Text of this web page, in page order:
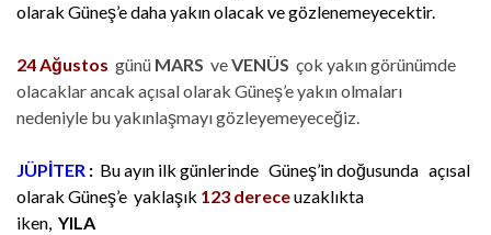
olarak Güneş’e daha yakın olacak ve gözlenemeyecektir.
24 Ağustos günü MARS veVENÜS çok yakın görünümde
olacaklar ancak açısal olarak Güneş’e yakın olmaları
nedeniyle bu yakınlaşmayı gözleyemeyeceğiz.
JÜPİTER : Bu ayın ilk günlerinde Güneş’in doğusunda açısal
olarak Güneş’e yaklaşık 123 dereceuzaklıkta
iken, YILA